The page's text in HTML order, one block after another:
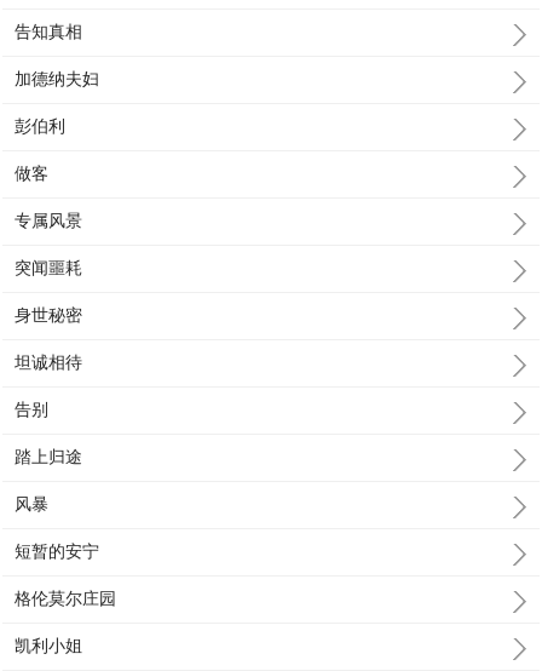
告知真相
加德纳夫妇
彭伯利
做客
专属风景
突闻噩耗
身世秘密
坦诚相待
告别
踏上归途
风暴
短暂的安宁
格伦莫尔庄园
凯利小姐